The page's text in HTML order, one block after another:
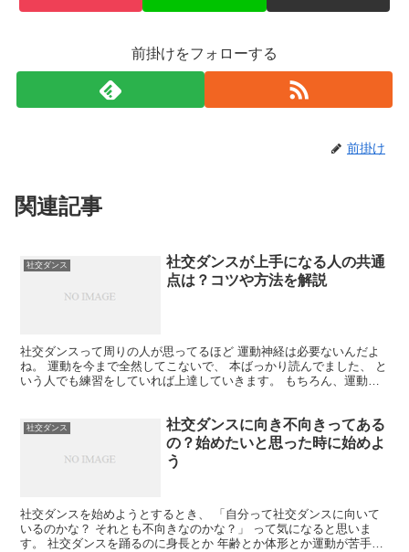
前掛けをフォローする
前掛け
関連記事
社交ダンス
社交ダンスが上手になる人の共通
点は？コツや方法を解説
社交ダンスって周りの人が思ってるほど 運動神経は必要ないんだよ
ね。 運動を今まで全然してこないで、 本ばっかり読んでました、 と
いう人でも練習をしていれば上達していきます。 もちろん、運動神
社交ダンス
社交ダンスに向き不向きってある
の？始めたいと思った時に始めよ
う
社交ダンスを始めようとするとき、 「自分って社交ダンスに向いて
いるのかな？ それとも不向きなのかな？」 って気になると思いま
す。 社交ダンスを踊るのに身長とか 年齢とか体形とか運動が苦手だ